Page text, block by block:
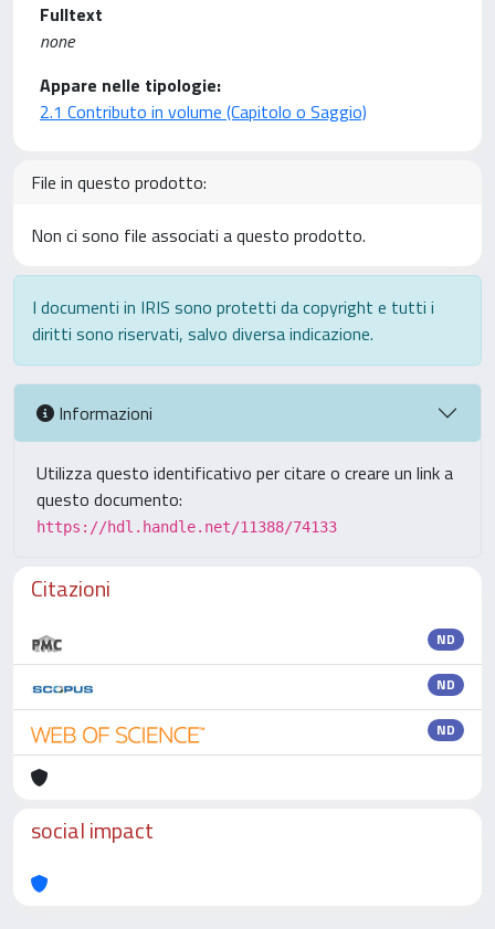
Fulltext
none
Appare nelle tipologie:
2.1 Contributo in volume (Capitolo o Saggio)
File in questo prodotto:
Non ci sono file associati a questo prodotto.
I documenti in IRIS sono protetti da copyright e tutti i
diritti sono riservati, salvo diversa indicazione.
Informazioni
Utilizza questo identificativo per citare o creare un link a
questo documento:
https://hdl.handle.net/11388/74133
Citazioni
ND
ND
ND
social impact